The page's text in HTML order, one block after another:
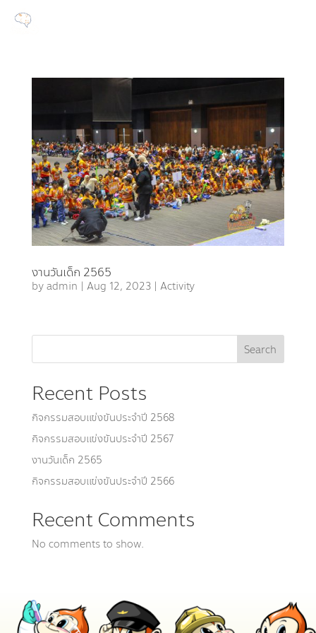
งานวันเด็ก 2565
byadmin | Aug 12, 2023| Activity
Search
Recent Posts
กิจกรรมสอบเเข่งขันประจำปี 2568
กิจกรรมสอบเเข่งขันประจำปี 2567
งานวันเด็ก 2565
กิจกรรมสอบแข่งขันประจำปี 2566
Recent Comments
No comments to show.